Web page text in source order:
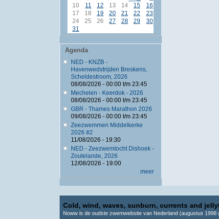
10
11 12 13 14 15
16
17
18 19 20 21 22
23
24
25 26 27 28 29
30
31
Agenda
NED - KNZB -
Havenwedstrijden Breskens,
Scheldestroom, 2026
08/08/2026 - 00:00t/m 23:45
Mechelen - Keerdok - 2026
08/08/2026 - 00:00t/m 23:45
GBR - Thames Marathon 2026
09/08/2026 - 00:00t/m 23:45
Zeezwemmen Middelkerke
2026 #2
11/08/2026 - 19:30
NED - Zeezwemtocht Dishoek -
Zoutelande, 2026
12/08/2026 - 19:00
meer
Cold, wind, waves, sunburn, currents and
Noww is de oudste zwemwebsite van Nederland (augustus 1998